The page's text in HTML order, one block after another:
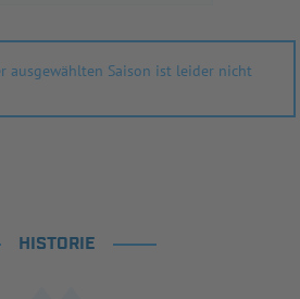
ausgewählten Saison ist leider nicht
HISTORIE